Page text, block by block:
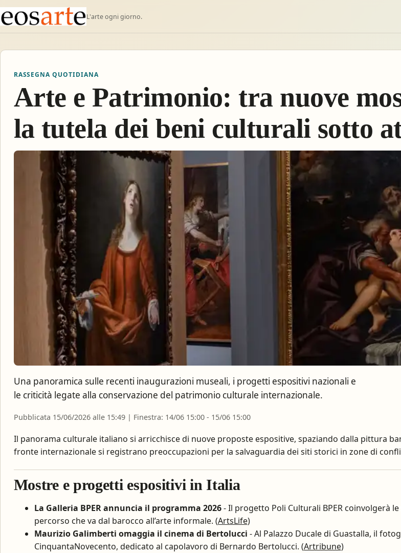
L'arte ogni giorno.
RASSEGNA QUOTIDIANA
Arte e Patrimonio: tra nuove
la tutela dei beni culturali sotto
Una panoramica sulle recenti inaugurazioni museali, i progetti espositivi nazionali e
le criticità legate alla conservazione del patrimonio culturale internazionale.
Pubblicata 15/06/2026 alle 15:49 | Finestra: 14/06 15:00 - 15/06 15:00
Il panorama culturale italiano si arricchisce di nuove proposte espositive, spaziando dalla pittura
fronte internazionale si registrano preoccupazioni per la salvaguardia dei siti storici in zone di
Mostre e progetti espositivi in Italia
La Galleria BPER annuncia il programma 2026- Il progetto Poli Culturali BPER coinvolgerà le
percorso che va dal barocco all’arte informale. (ArtsLife)
Maurizio Galimberti omaggia il cinema di Bertolucci - Al Palazzo Ducale di Guastalla, il
CinquantaNovecento, dedicato al capolavoro di Bernardo Bertolucci. (Artribune)